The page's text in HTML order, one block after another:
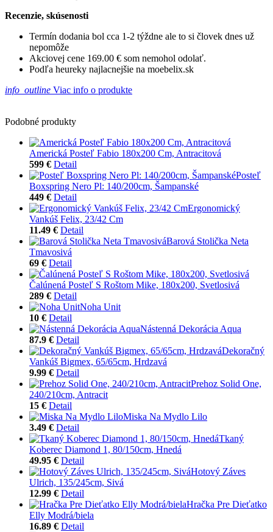
Recenzie, skúsenosti
Termín dodania bol cca 1-2 týždne ale to si človek dnes už
nepomôže
Akciovej cene 169.00 € som nemohol odolať.
Podľa heureky najlacnejšie na moebelix.sk
info_outline Viac info o produkte
Podobné produkty
Americká Posteľ Fabio 180x200 Cm, Antracitová
599 € Detail
Posteľ
Boxspring Nero Pl: 140/200cm, Šampanské
449 € Detail
Ergonomický
Vankúš Felix, 23/42 Cm
11.49 € Detail
Barová Stolička Neta
Tmavosivá
69 € Detail
Čalúnená Posteľ S Roštom Mike, 180x200, Svetlosivá
289 € Detail
Noha Unit
10 € Detail
Nástenná Dekorácia Aqua
87.9 € Detail
Dekoračný
Vankúš Bigmex, 65/65cm, Hrdzavá
9.99 € Detail
Prehoz Solid One,
240/210cm, Antracit
15 € Detail
Miska Na Mydlo Lilo
3.49 € Detail
Tkaný
Koberec Diamond 1, 80/150cm, Hnedá
49.95 € Detail
Hotový Záves
Ulrich, 135/245cm, Sivá
12.99 € Detail
Hračka Pre Dieťatko
Elly Modrá/biela
16.89 € Detail